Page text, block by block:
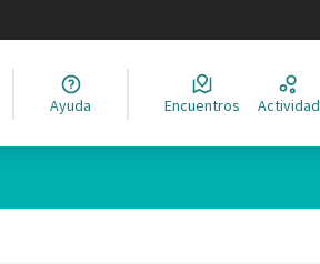
el idioma
Ayuda Encuentros Actividad